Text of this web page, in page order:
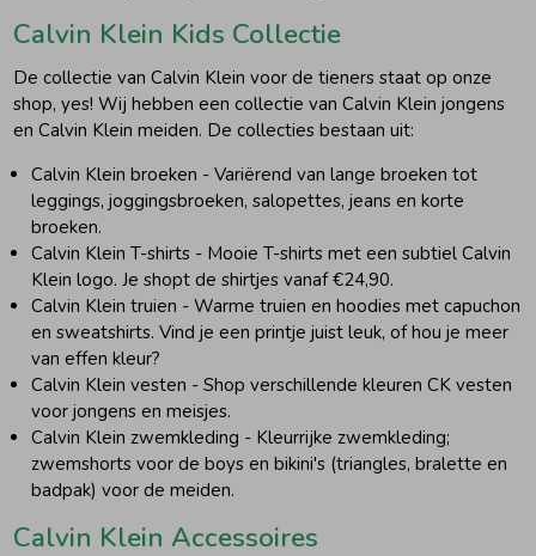
Calvin Klein Kids Collectie
De collectie van Calvin Klein voor de tieners staat op onze
shop, yes! Wij hebben een collectie van Calvin Klein jongens
en Calvin Klein meiden. De collecties bestaan uit:
Calvin Klein broeken - Variërend van lange broeken tot
leggings, joggingsbroeken, salopettes, jeans en korte
broeken.
Calvin Klein T-shirts - Mooie T-shirts met een subtiel Calvin
Klein logo. Je shopt de shirtjes vanaf €24,90.
Calvin Klein truien - Warme truien en hoodies met capuchon
en sweatshirts. Vind je een printje juist leuk, of hou je meer
van effen kleur?
Calvin Klein vesten - Shop verschillende kleuren CK vesten
voor jongens en meisjes.
Calvin Klein zwemkleding - Kleurrijke zwemkleding;
zwemshorts voor de boys en bikini's (triangles, bralette en
badpak) voor de meiden.
Calvin Klein Accessoires